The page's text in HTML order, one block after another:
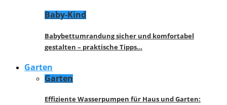
Baby-Kind
Babybettumrandung sicher und komfortabel
gestalten – praktische Tipps…
Garten
Garten
Effiziente Wasserpumpen für Haus und Garten: